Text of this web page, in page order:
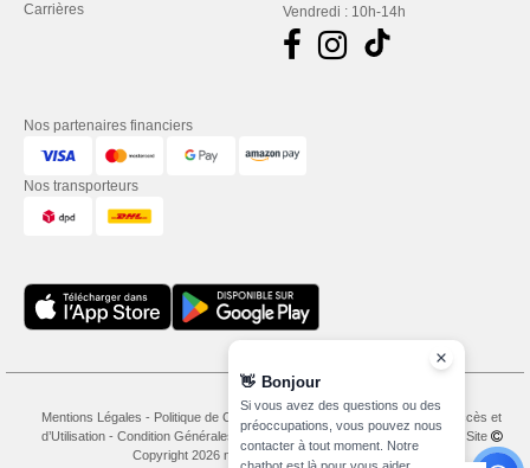
Carrières
Vendredi : 10h-14h
Nos partenaires financiers
Nos transporteurs
Mentions Légales - Politique de Confidentialité
Conditions Générales d’Accès et
d’Utilisation- Condition Générales d'Achat - Politique de Cookies
Plan du Site
Copyright 2026 needen.lu - Tous droits réservés
👋 Bonjour
Si vous avez des questions ou des
préoccupations, vous pouvez nous
contacter à tout moment. Notre